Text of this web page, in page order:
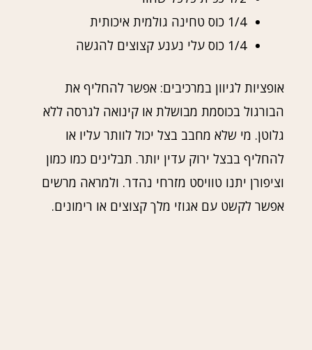
1/4 כוס טחינה גולמית איכותית
1/4 כוס עלי נענע קצוצים להגשה
אופציות לגיוון במרכיבים: אפשר להחליף את
הבורגול בכוסמת מבושלת או קינואה לגרסה ללא
גלוטן. מי שלא מחבב בצל יכול לוותר עליו או
להחליף בבצל ירוק עדין יותר. תבלינים כמו כמון
וציפורן יתנו טוויסט מזרחי נהדר. ולמראה מרשים
אפשר לקשט עם אגוזי מלך קצוצים או רימונים.